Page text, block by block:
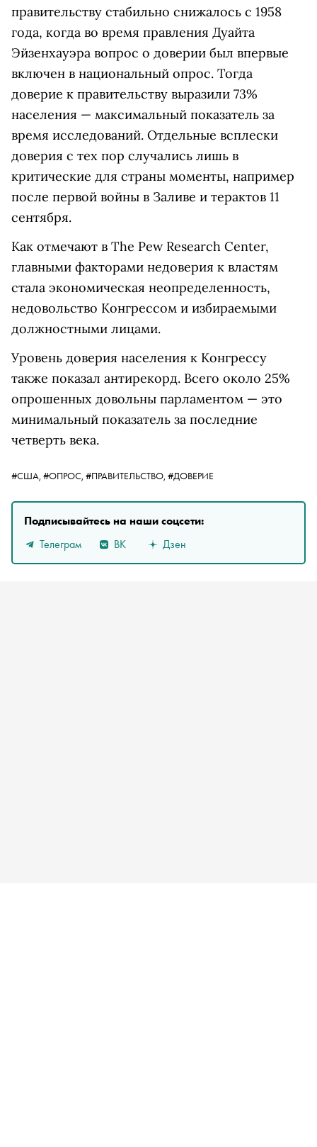
правительству стабильно снижалось с 1958
года, когда во время правления Дуайта
Эйзенхауэра вопрос о доверии был впервые
включен в национальный опрос. Тогда
доверие к правительству выразили 73%
населения — максимальный показатель за
время исследований. Отдельные всплески
доверия с тех пор случались лишь в
критические для страны моменты, например
после первой войны в Заливе и терактов 11
сентября.
Как отмечают в The Pew Research Center,
главными факторами недоверия к властям
стала экономическая неопределенность,
недовольство Конгрессом и избираемыми
должностными лицами.
Уровень доверия населения к Конгрессу
также показал антирекорд. Всего около 25%
опрошенных довольны парламентом — это
минимальный показатель за последние
четверть века.
#США, #ОПРОС, #ПРАВИТЕЛЬСТВО, #ДОВЕРИЕ
Подписывайтесь на наши соцсети:
Телеграм
ВК Дзен